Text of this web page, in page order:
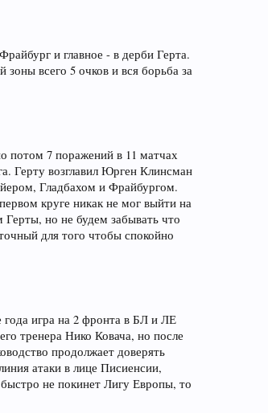
и главное - в дерби Герта.
зоны всего 5 очков и вся борьба за
потом 7 поражений в 11 матчах
Герту возглавил Юрген Клинсман
Гладбахом и Фрайбургом.
круге никак не мог выйти на
но не будем забывать что
для того чтобы спокойно
года игра на 2 фронта в БЛ и ЛЕ
тренера Нико Ковача, но после
продолжает доверять
атаки в лице Писиенсии,
не покинет Лигу Европы, то